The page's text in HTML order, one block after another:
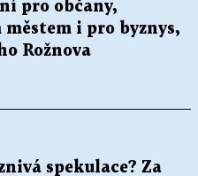
pro občany,
městem i pro byznys,
Rožnova
spekulace? Za